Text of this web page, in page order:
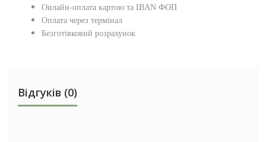
Онлайн-оплата картою та IBAN ФОП
Оплата через термінал
Безготівковий розрахунок
Відгуків (0)